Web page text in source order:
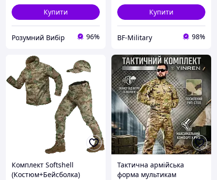
Купити
Розумний Вибір 96%
Купити
BF-Military 98%
Комплект Softshell
(Костюм+Бейсболка)
Тактична армійська
форма мультикам